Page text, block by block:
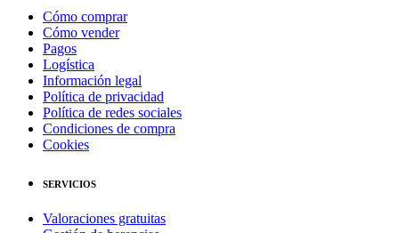
Cómo comprar
Cómo vender
Pagos
Logística
Información legal
Política de privacidad
Política de redes sociales
Condiciones de compra
Cookies
SERVICIOS
Valoraciones gratuitas